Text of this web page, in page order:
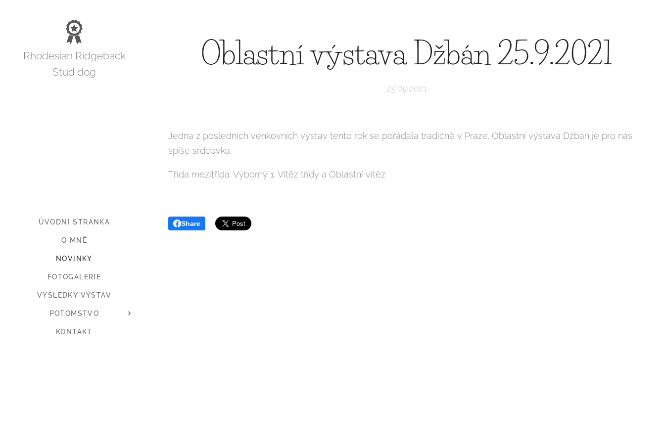
Rhodesian Ridgeback
Stud dog
ÚVODNÍ STRÁNKA
O MNĚ
NOVINKY
FOTOGALERIE
VÝSLEDKY VÝSTAV
POTOMSTVO
KONTAKT
Oblastní výstava Džbán 25.9.2021
25.09.2021
Jedna z posledních venkovních výstav tento rok se pořádala tradičně v Praze. Oblastní výstava Džbán je pro nás
spíše srdcovka.
Třída mezitřída: Výborný 1, Vítěz třídy a Oblastní vítěz
Share